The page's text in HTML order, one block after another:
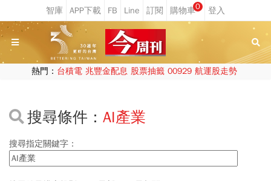
0
熱門： 台積電 兆豐金配息 股票抽籤 00929 航運股走勢
搜尋條件： AI產業
搜尋指定關鍵字：